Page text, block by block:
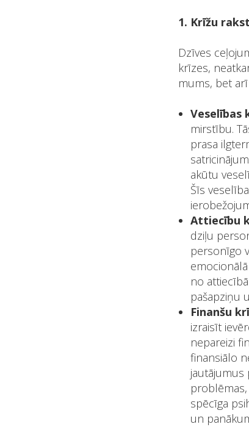
1. Krīžu
Dzīves
krīzes,
mums, bet
Veselības
mirstību.
prasa
akūtu
Šīs
Attiecību
dziļu
personīgo
no
pašapziņu
Finanšu
izraisīt
nepareizi
finansiālo
jautājumus
spēcīga
un